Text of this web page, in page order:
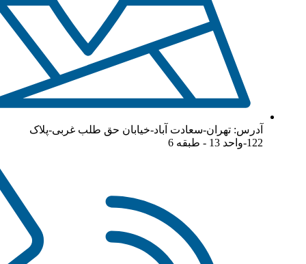
آدرس: تهران-سعادت آباد-خیابان حق طلب غربی-پلاک
122-واحد 13 - طبقه 6